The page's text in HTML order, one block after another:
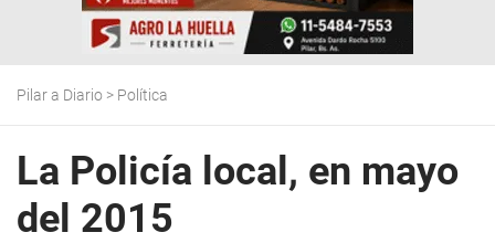
Pilar a Diario > Política
La Policía local, en mayo
del 2015